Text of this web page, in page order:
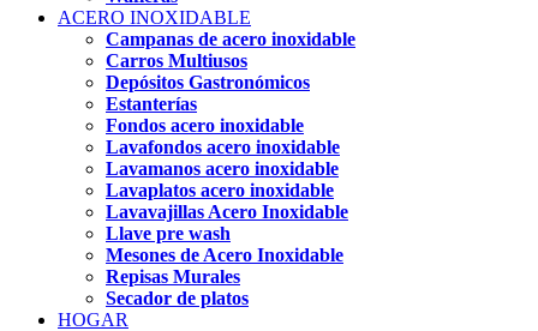
ACERO INOXIDABLE
Campanas de acero inoxidable
Carros Multiusos
Depósitos Gastronómicos
Estanterías
Fondos acero inoxidable
Lavafondos acero inoxidable
Lavamanos acero inoxidable
Lavaplatos acero inoxidable
Lavavajillas Acero Inoxidable
Llave pre wash
Mesones de Acero Inoxidable
Repisas Murales
Secador de platos
HOGAR